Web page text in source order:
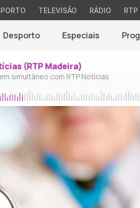
TELEVISÃO RÁDIO RTP
Desporto Especiais
(RTP Madeira)
simultâneo com RTP Notícias